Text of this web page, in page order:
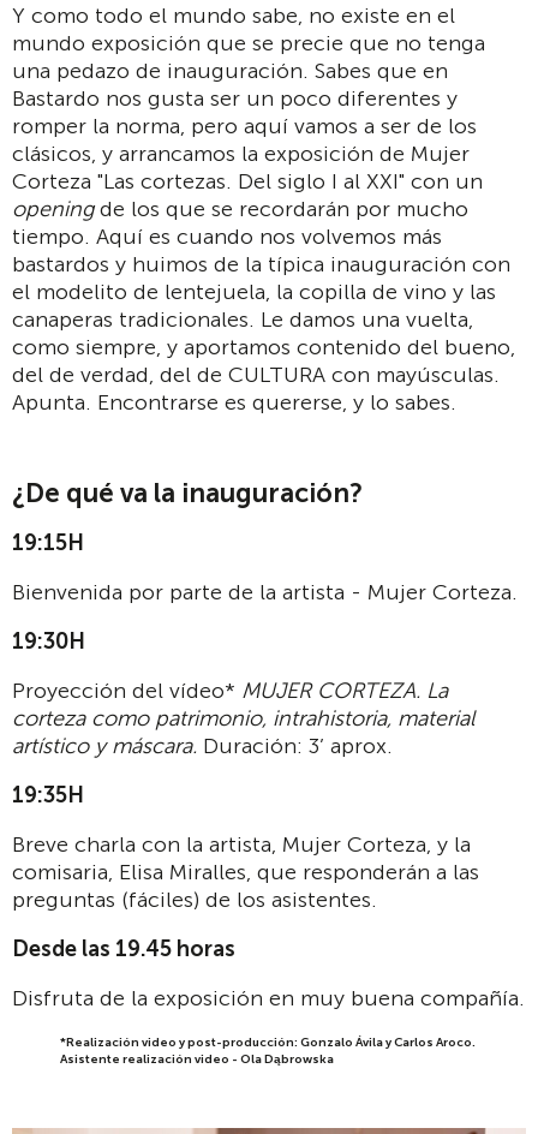
Y como todo el mundo sabe, no existe en el
mundo exposición que se precie que no tenga
una pedazo de inauguración. Sabes que en
Bastardo nos gusta ser un poco diferentes y
romper la norma, pero aquí vamos a ser de los
clásicos, y arrancamos la exposición de Mujer
Corteza "Las cortezas. Del siglo I al XXI" con un
openingde los que se recordarán por mucho
tiempo. Aquí es cuando nos volvemos más
bastardos y huimos de la típica inauguración con
el modelito de lentejuela, la copilla de vino y las
canaperas tradicionales. Le damos una vuelta,
como siempre, y aportamos contenido del bueno,
del de verdad, del de CULTURA con mayúsculas.
Apunta. Encontrarse es quererse, y lo sabes.
¿De qué va la inauguración?
19:15H
Bienvenida por parte de la artista - Mujer Corteza.
19:30H
Proyección del vídeo* MUJER CORTEZA. La
corteza como patrimonio, intrahistoria, material
artístico y máscara. Duración: 3’ aprox.
19:35H
Breve charla con la artista, Mujer Corteza, y la
comisaria, Elisa Miralles, que responderán a las
preguntas (fáciles) de los asistentes.
Desde las 19.45 horas
Disfruta de la exposición en muy buena compañía.
*Realización video y post-producción: Gonzalo Ávila y Carlos Aroco.
Asistente realización video - Ola Dąbrowska